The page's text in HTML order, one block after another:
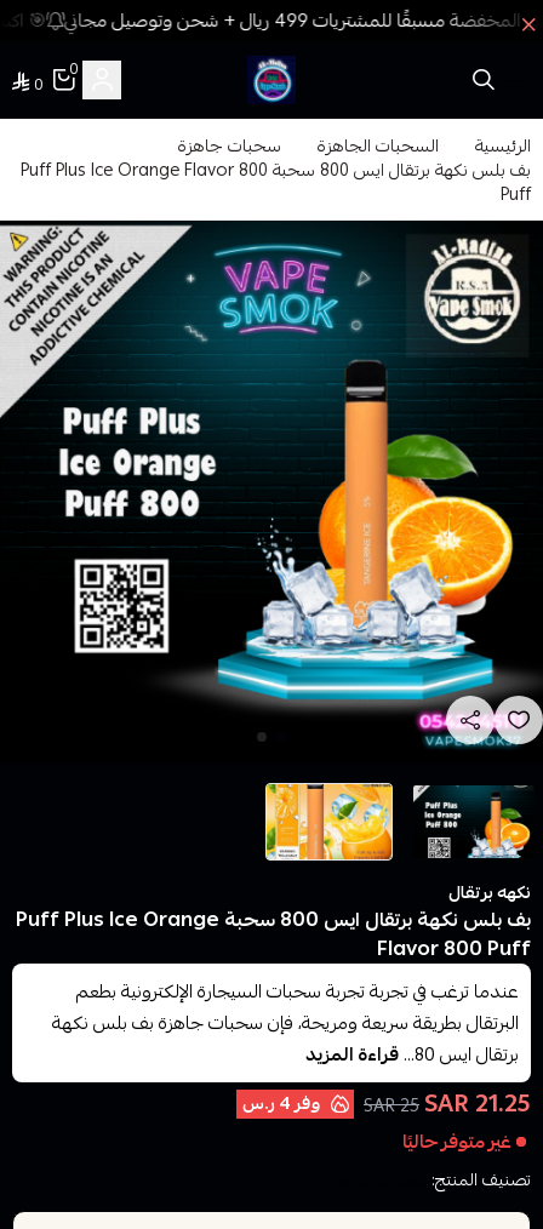
🎯
فيب المدينة
0
0
الرئيسية السحبات الجاهزة سحبات جاهزة
بف بلس نكهة برتقال ايس 800 سحبة Puff Plus Ice Orange Flavor 800
Puff
نكهه برتقال
بف بلس نكهة برتقال ايس 800 سحبة Puff Plus Ice Orange
Flavor 800 Puff
عندما ترغب في تجربة تجربة سحبات السيجارة الإلكترونية بطعم
البرتقال بطريقة سريعة ومريحة، فإن سحبات جاهزة بف بلس نكهة
برتقال ايس 80...
قراءة المزيد
21.25 SAR
25 SAR وفر4 ر.س
غير متوفر حاليًا
تصنيف المنتج: